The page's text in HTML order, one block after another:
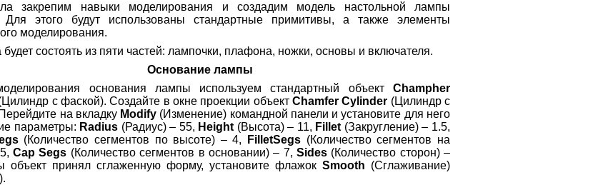
закрепим навыки моделирования и создадим модель настольной лампы
Для этого будут использованы стандартные примитивы, а также элементы
моделирования.
состоять из пяти частей: лампочки, плафона, ножки, основы и включателя.
Основание лампы
основания лампы используем стандартный объект Champher
с фаской). Создайте в окне проекции объект Chamfer Cylinder (Цилиндр с
на вкладку Modify (Изменение) командной панели и установите для него
параметры: Radius (Радиус) – 55, Height (Высота) – 11, Fillet (Закругление) – 1.5,
(Количество сегментов по высоте) – 4, FilletSegs (Количество сегментов на
5,Cap Segs (Количество сегментов в основании) – 7, Sides(Количество сторон) –
объект принял сглаженную форму, установите флажок Smooth (Сглаживание)